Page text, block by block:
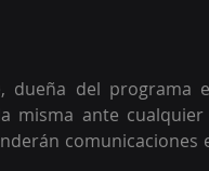
dueña del programa
misma ante
comunicaciones